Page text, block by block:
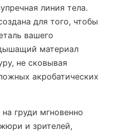
линия тела.
для того, чтобы
вашего
материал
не сковывая
акробатических
груди мгновенно
и зрителей,